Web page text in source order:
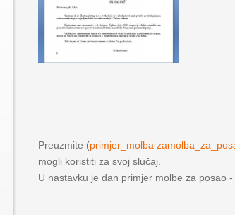
Preuzmite (primjer_molba
mogli koristiti za svoj slučaj.
U nastavku je dan primjer molbe za posao